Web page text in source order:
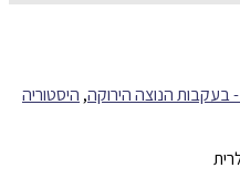
בעקבות הנוצה הירוקה, היסטוריה